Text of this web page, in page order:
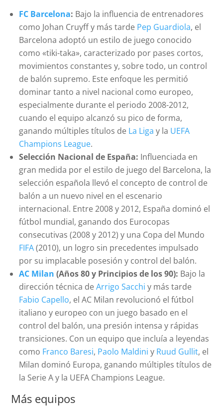
FC Barcelona: Bajo la influencia de entrenadores
como Johan Cruyff y más tarde Pep Guardiola, el
Barcelona adoptó un estilo de juego conocido
como «tiki-taka», caracterizado por pases cortos,
movimientos constantes y, sobre todo, un control
de balón supremo. Este enfoque les permitió
dominar tanto a nivel nacional como europeo,
especialmente durante el periodo 2008-2012,
cuando el equipo alcanzó su pico de forma,
ganando múltiples títulos de La Liga y la UEFA
Champions League.
Selección Nacional de España: Influenciada en
gran medida por el estilo de juego del Barcelona, la
selección española llevó el concepto de control de
balón a un nuevo nivel en el escenario
internacional. Entre 2008 y 2012, España dominó el
fútbol mundial, ganando dos Eurocopas
consecutivas (2008 y 2012) y una Copa del Mundo
FIFA(2010), un logro sin precedentes impulsado
por su implacable posesión y control del balón.
AC Milan (Años 80 y Principios de los 90): Bajo la
dirección técnica deArrigo Sacchi y más tarde
Fabio Capello, el AC Milan revolucionó el fútbol
italiano y europeo con un juego basado en el
control del balón, una presión intensa y rápidas
transiciones. Con un equipo que incluía a leyendas
como Franco Baresi, Paolo Maldini y Ruud Gullit, el
Milan dominó Europa, ganando múltiples títulos de
la Serie A y la UEFA Champions League.
Más equipos